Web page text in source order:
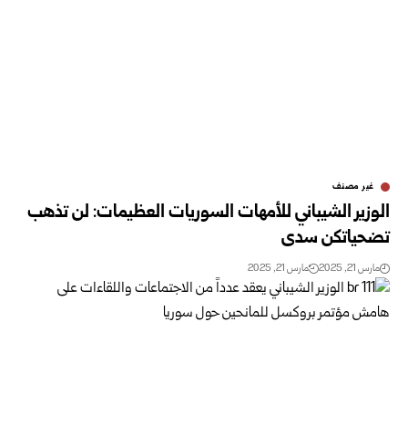
غير مصنف
الوزير الشيباني للأمهات السوريات العظيمات: لن تذهب
تضحياتكن سدى
مارس 21, 2025 مارس 21, 2025